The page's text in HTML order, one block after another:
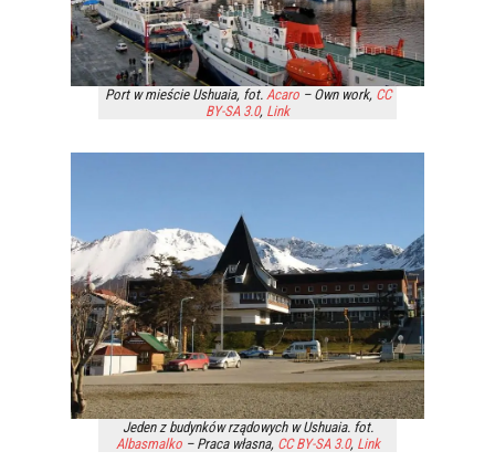
Port w mieście Ushuaia, fot. Acaro– Own work, CC
BY-SA 3.0, Link
Jeden z budynków rządowych w Ushuaia. fot.
Albasmalko– Praca własna, CC BY-SA 3.0, Link